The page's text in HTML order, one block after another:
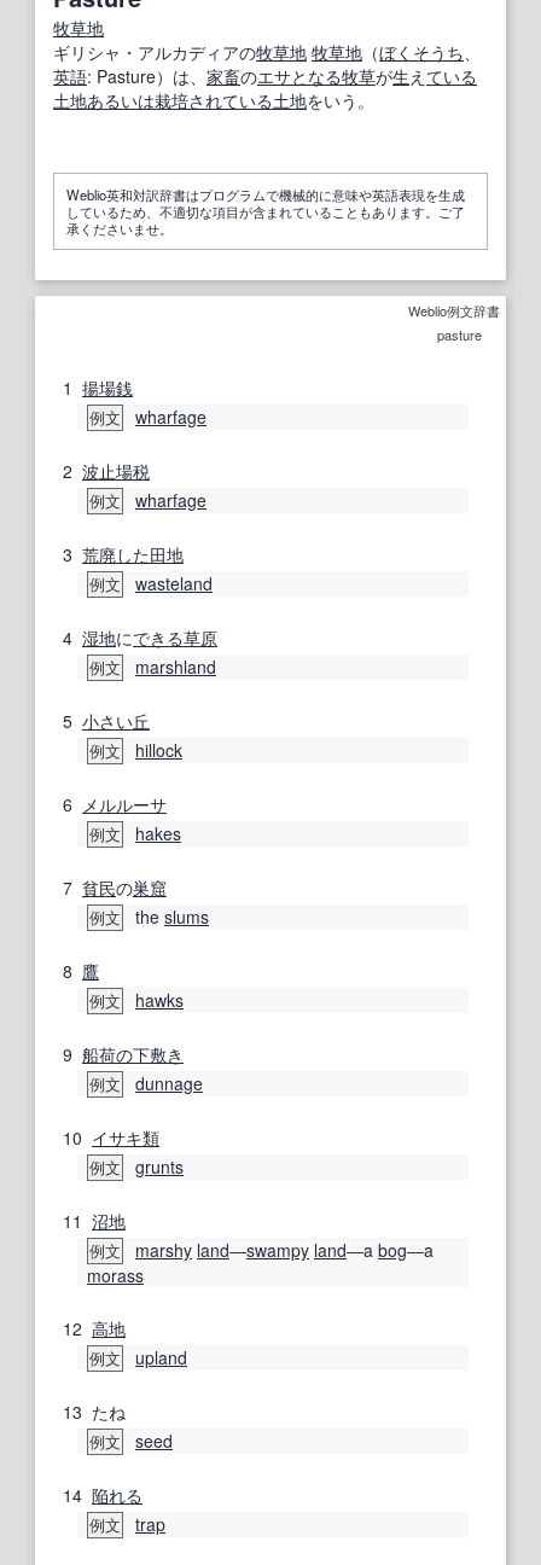
牧草地
ギリシャ・アルカディアの牧草地 牧草地 （ぼくそうち、
英語: Pasture）は、 家畜のエサとなる牧草が生え ている
土地あるいは栽培されている土地をいう。
Weblio英和対訳辞書はプログラムで機械的に意味や英語表現を生成
しているため、不適切な項目が含まれていることもあります。ご了
承くださいませ。
Weblio例文辞書
pasture
1 揚場銭
例文 wharfage
2 波止場税
例文 wharfage
3 荒廃した田地
例文 wasteland
4 湿地にできる草原
例文 marshland
5 小さい丘
例文 hillock
6 メルルーサ
例文 hakes
7 貧民の巣窟
例文 the slums
8 鷹
例文 hawks
9 船荷の下敷き
例文 dunnage
10 イサキ類
例文 grunts
11 沼地
例文 marshy land―swampy land―a bog―a
morass
12 高地
例文 upland
13 たね
例文 seed
14 陥れる
例文 trap